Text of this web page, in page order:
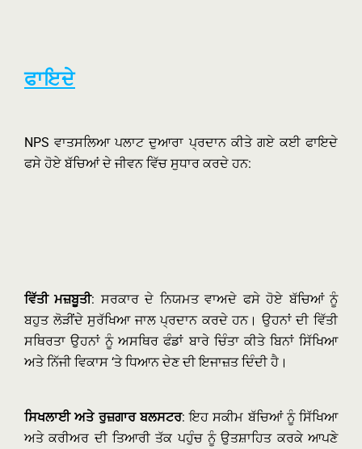
ਫਾਇਦੇ
NPS ਵਾਤਸਲਿਆ ਪਲਾਟ ਦੁਆਰਾ ਪ੍ਰਦਾਨ ਕੀਤੇ ਗਏ ਕਈ ਫਾਇਦੇ
ਫਸੇ ਹੋਏ ਬੱਚਿਆਂ ਦੇ ਜੀਵਨ ਵਿੱਚ ਸੁਧਾਰ ਕਰਦੇ ਹਨ:
ਵਿੱਤੀ ਮਜ਼ਬੂਤੀ: ਸਰਕਾਰ ਦੇ ਨਿਯਮਤ ਵਾਅਦੇ ਫਸੇ ਹੋਏ ਬੱਚਿਆਂ ਨੂੰ
ਬਹੁਤ ਲੋੜੀਂਦੇ ਸੁਰੱਖਿਆ ਜਾਲ ਪ੍ਰਦਾਨ ਕਰਦੇ ਹਨ। ਉਹਨਾਂ ਦੀ ਵਿੱਤੀ
ਸਥਿਰਤਾ ਉਹਨਾਂ ਨੂੰ ਅਸਥਿਰ ਫੰਡਾਂ ਬਾਰੇ ਚਿੰਤਾ ਕੀਤੇ ਬਿਨਾਂ ਸਿੱਖਿਆ
ਅਤੇ ਨਿੱਜੀ ਵਿਕਾਸ ‘ਤੇ ਧਿਆਨ ਦੇਣ ਦੀ ਇਜਾਜ਼ਤ ਦਿੰਦੀ ਹੈ।
ਸਿਖਲਾਈ ਅਤੇ ਰੁਜ਼ਗਾਰ ਬਲਸਟਰ: ਇਹ ਸਕੀਮ ਬੱਚਿਆਂ ਨੂੰ ਸਿੱਖਿਆ
ਅਤੇ ਕਰੀਅਰ ਦੀ ਤਿਆਰੀ ਤੱਕ ਪਹੁੰਚ ਨੂੰ ਉਤਸ਼ਾਹਿਤ ਕਰਕੇ ਆਪਣੇ